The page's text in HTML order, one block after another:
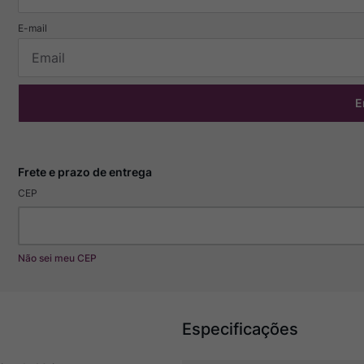
CEP
Não sei meu CEP
Especificações